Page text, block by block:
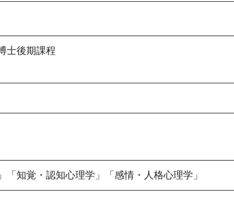
士後期課程
「知覚・認知心理学」「感情・人格心理学」